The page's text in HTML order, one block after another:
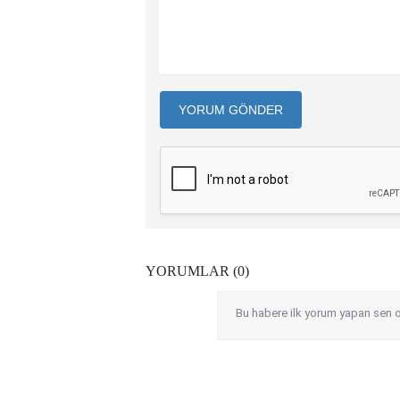
YORUM GÖNDER
YORUMLAR (0)
Bu habere ilk yorum yapan sen